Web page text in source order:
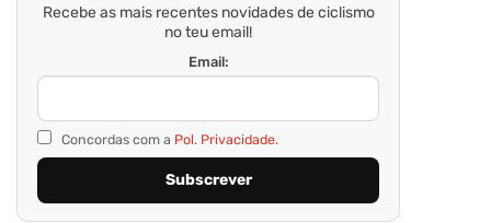
Recebe as mais recentes novidades de ciclismo
no teu email!
Email:
Concordas com a Pol. Privacidade.